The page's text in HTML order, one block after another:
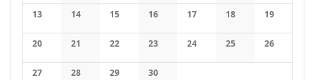
Keine Veranstaltungen
Keine Veranstaltungen
Keine Veranstaltungen
Keine Veranstaltungen
Keine Veranstaltungen
Keine Keine
13
Keine Veranstaltungen
14
Keine Veranstaltungen
15
Keine Veranstaltungen
16
Keine Veranstaltungen
17
Keine Veranstaltungen
18
Keine
19
Keine
20
Keine Veranstaltungen
21
Keine Veranstaltungen
22
Keine Veranstaltungen
23
Keine Veranstaltungen
24
Keine Veranstaltungen
25
Keine
26
Keine
27 28 29 30